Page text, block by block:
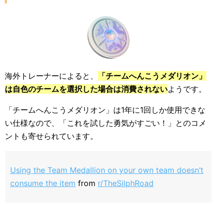
海外トレーナーによると、
「チームへんこうメダリオン」
は自色のチームを選択した場合は消費されないようです。
「チームへんこうメダリオン」は1年に1回しか使用できな
い仕様なので、「これを試した勇気がすごい！」とのコメ
ントも寄せられています。
Using the Team Medallion on your own team doesn’t
consume the item from r/TheSilphRoad